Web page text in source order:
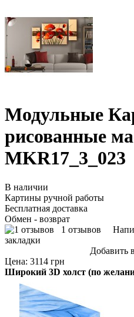
Модульные
рисованные
MKR17_3_023
В наличии
Картины ручной работы
Бесплатная доставка
Обмен - возврат
1 отзывов
закладки
Добавить
Цена: 3114 грн
Широкий 3D холст (по